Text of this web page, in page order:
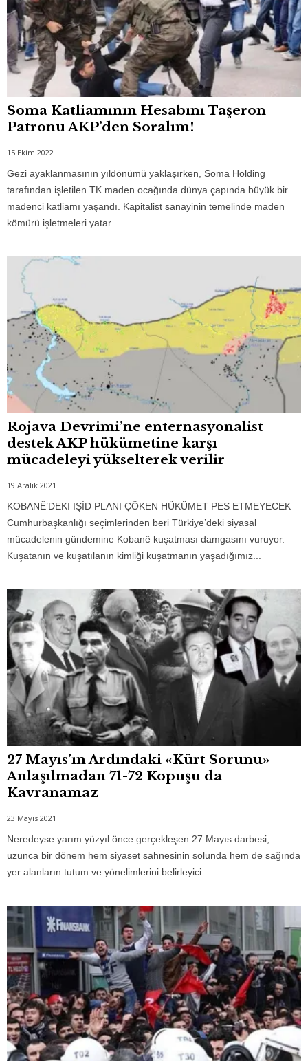
Soma Katliamının Hesabını Taşeron
Patronu AKP’den Soralım!
15 Ekim 2022
Gezi ayaklanmasının yıldönümü yaklaşırken, Soma Holding
tarafından işletilen TK maden ocağında dünya çapında büyük bir
madenci katliamı yaşandı. Kapitalist sanayinin temelinde maden
kömürü işletmeleri yatar....
Rojava Devrimi’ne enternasyonalist
destek AKP hükümetine karşı
mücadeleyi yükselterek verilir
19 Aralık 2021
KOBANÊ’DEKI IŞİD PLANI ÇÖKEN HÜKÜMET PES ETMEYECEK
Cumhurbaşkanlığı seçimlerinden beri Türkiye’deki siyasal
mücadelenin gündemine Kobanê kuşatması damgasını vuruyor.
Kuşatanın ve kuşatılanın kimliği kuşatmanın yaşadığımız...
27 Mayıs’ın Ardındaki «Kürt Sorunu»
Anlaşılmadan 71-72 Kopuşu da
Kavranamaz
23 Mayıs 2021
Neredeyse yarım yüzyıl önce gerçekleşen 27 Mayıs darbesi,
uzunca bir dönem hem siyaset sahnesinin solunda hem de sağında
yer alanların tutum ve yönelimlerini belirleyici...